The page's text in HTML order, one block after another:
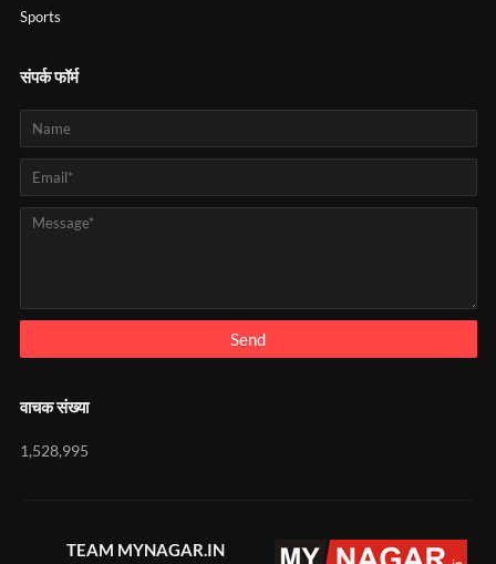
Sports
संपर्क फॉर्म
वाचक संख्या
1,528,995
TEAM MYNAGAR.IN